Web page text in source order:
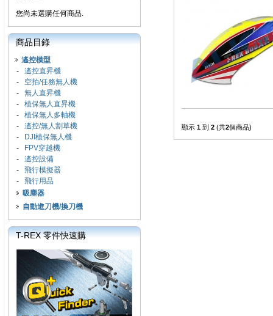
您尚未選購任何商品.
商品目錄
遙控模型
- 遙控直昇機
- 空拍/任務無人機
- 無人直昇機
- 植保無人直昇機
- 植保無人多軸機
- 遙控/無人割草機
-
DJI植保無人機
-
FPV穿越機
- 遙控設備
- 飛行模擬器
- 飛行用品
吸塵器
自動進刀機/換刀機
T-REX 零件快速購
顯示 1 到 2 (共2個商品)